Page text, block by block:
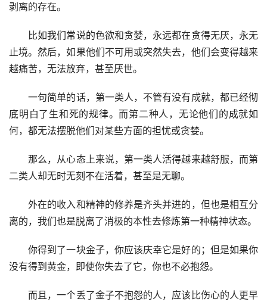
剥离的存在。
比如我们常说的色欲和贪婪，永远都在贪得无厌，永无
止境。然后，如果他们不可用或突然失去，他们会变得越来
越痛苦，无法放弃，甚至厌世。
一句简单的话，第一类人，不管有没有成就，都已经彻
底明白了生和死的规律。而第二种人，无论他们的成就如
何，都无法摆脱他们对某些方面的担忧或贪婪。
那么，从心态上来说，第一类人活得越来越舒服，而第
二类人却无时无刻不在活着，甚至是无聊。
外在的收入和精神的修养是齐头并进的，但也是相互分
离的，我们也是脱离了消极的本性去修炼第一种精神状态。
你得到了一块金子，你应该庆幸它是好的；但是如果你
没有得到黄金，即使你失去了它，你也不必抱怨。
而且，一个丢了金子不抱怨的人，应该比伤心的人更早